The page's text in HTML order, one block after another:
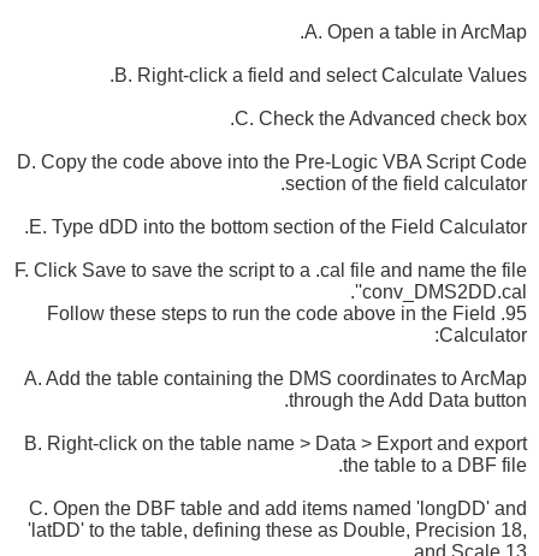
A. Open a table in ArcMap.
B. Right-click a field and select Calculate Values.
C. Check the Advanced check box.
D. Copy the code above into the Pre-Logic VBA Script Code
section of the field calculator.
E. Type dDD into the bottom section of the Field Calculator.
F. Click Save to save the script to a .cal file and name the file
'conv_DMS2DD.cal'.
95. Follow these steps to run the code above in the Field
Calculator:
A. Add the table containing the DMS coordinates to ArcMap
through the Add Data button.
B. Right-click on the table name > Data > Export and export
the table to a DBF file.
C. Open the DBF table and add items named 'longDD' and
'latDD' to the table, defining these as Double, Precision 18,
and Scale 13.